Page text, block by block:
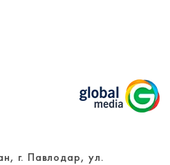
г. Павлодар, ул.